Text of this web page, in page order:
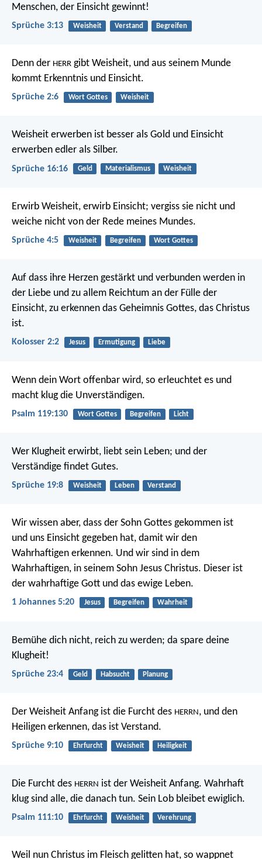
Menschen, der Einsicht gewinnt!
Sprüche 3:13 Weisheit Verstand Begreifen
Denn der HERR gibt Weisheit, und aus seinem Munde
kommt Erkenntnis und Einsicht.
Sprüche 2:6 Wort Gottes Weisheit
Weisheit erwerben ist besser als Gold und Einsicht
erwerben edler als Silber.
Sprüche 16:16 Geld Materialismus Weisheit
Erwirb Weisheit, erwirb Einsicht; vergiss sie nicht und
weiche nicht von der Rede meines Mundes.
Sprüche 4:5 Weisheit Begreifen Wort Gottes
Auf dass ihre Herzen gestärkt und verbunden werden in
der Liebe und zu allem Reichtum an der Fülle der
Einsicht, zu erkennen das Geheimnis Gottes, das Christus
ist.
Kolosser 2:2 Jesus Ermutigung Liebe
Wenn dein Wort offenbar wird, so erleuchtet es und
macht klug die Unverständigen.
Psalm 119:130 Wort Gottes Begreifen Licht
Wer Klugheit erwirbt, liebt sein Leben; und der
Verständige findet Gutes.
Sprüche 19:8 Weisheit Leben Verstand
Wir wissen aber, dass der Sohn Gottes gekommen ist
und uns Einsicht gegeben hat, damit wir den
Wahrhaftigen erkennen. Und wir sind in dem
Wahrhaftigen, in seinem Sohn Jesus Christus. Dieser ist
der wahrhaftige Gott und das ewige Leben.
1 Johannes 5:20 Jesus Begreifen Wahrheit
Bemühe dich nicht, reich zu werden; da spare deine
Klugheit!
Sprüche 23:4 Geld Habsucht Planung
Der Weisheit Anfang ist die Furcht des HERRN, und den
Heiligen erkennen, das ist Verstand.
Sprüche 9:10 Ehrfurcht Weisheit Heiligkeit
Die Furcht des HERRN ist der Weisheit Anfang. Wahrhaft
klug sind alle, die danach tun. Sein Lob bleibet ewiglich.
Psalm 111:10 Ehrfurcht Weisheit Verehrung
Weil nun Christus im Fleisch gelitten hat, so wappnet